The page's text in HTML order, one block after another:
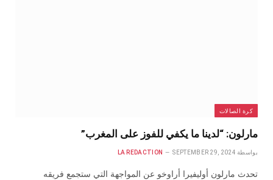
كرة الصالات
مارلون: “لدينا ما يكفي للفوز على المغرب”
بواسطة LA REDACTION SEPTEMBER 29, 2024
تحدث مارلون أوليفيرا أراوخو عن المواجهة التي ستجمع فريقه